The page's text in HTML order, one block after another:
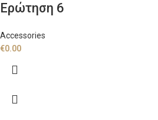
Ερώτηση 6
Accessories
€0.00